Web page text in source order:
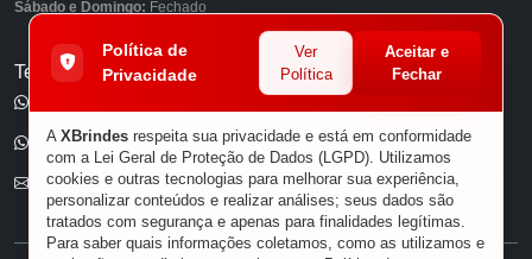
Sábado e Domingo: Fechado
Telefones
(11) 96585-7462
E-mail
Política de
Privacidade
Ver
Política
Aceitar e
Fechar
A XBrindes respeita sua privacidade e está em conformidade
com a Lei Geral de Proteção de Dados (LGPD). Utilizamos
cookies e outras tecnologias para melhorar sua experiência,
personalizar conteúdos e realizar análises; seus dados são
tratados com segurança e apenas para finalidades legítimas.
Para saber quais informações coletamos, como as utilizamos e